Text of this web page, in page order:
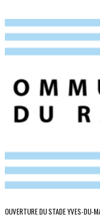
OUVERTURE DU STADE YVES-DU-